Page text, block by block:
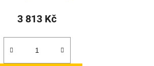
3 813 Kč